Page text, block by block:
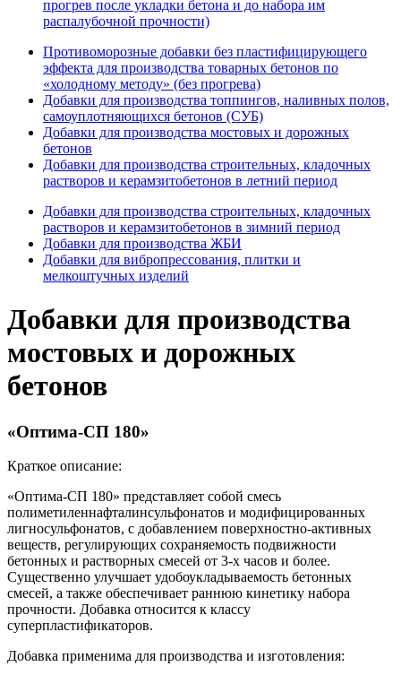
прогрев после укладки бетона и до набора им
распалубочной прочности)
Противоморозные добавки без пластифицирующего
эффекта для производства товарных бетонов по
«холодному методу» (без прогрева)
Добавки для производства топпингов, наливных полов,
самоуплотняющихся бетонов (СУБ)
Добавки для производства мостовых и дорожных
бетонов
Добавки для производства строительных, кладочных
растворов и керамзитобетонов в летний период
Добавки для производства строительных, кладочных
растворов и керамзитобетонов в зимний период
Добавки для производства ЖБИ
Добавки для вибропрессования, плитки и
мелкоштучных изделий
Добавки для производства
мостовых и дорожных
бетонов
«Оптима-СП 180»
Краткое описание:
«Оптима-СП 180» представляет собой смесь
полиметиленнафталинсульфонатов и модифицированных
лигносульфонатов, с добавлением поверхностно-активных
веществ, регулирующих сохраняемость подвижности
бетонных и растворных смесей от 3-х часов и более.
Существенно улучшает удобоукладываемость бетонных
смесей, а также обеспечивает раннюю кинетику набора
прочности. Добавка относится к классу
суперпластификаторов.
Добавка применима для производства и изготовления: